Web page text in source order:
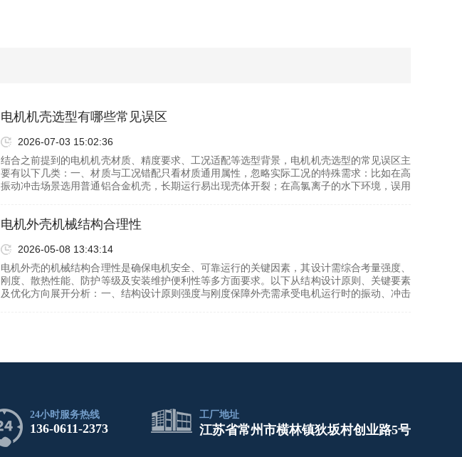
电机机壳选型有哪些常见误区
2026-07-03 15:02:36
结合之前提到的电机机壳材质、精度要求、工况适配等选型背景，电机机壳选型的常见误区主
要有以下几类：一、材质与工况错配只看材质通用属性，忽略实际工况的特殊需求：比如在高
振动冲击场景选用普通铝合金机壳，长期运行易出现壳体开裂；在高氯离子的水下环境，误用
电机外壳机械结构合理性
2026-05-08 13:43:14
电机外壳的机械结构合理性是确保电机安全、可靠运行的关键因素，其设计需综合考量强度、
刚度、散热性能、防护等级及安装维护便利性等多方面要求。以下从结构设计原则、关键要素
及优化方向展开分析：一、结构设计原则强度与刚度保障外壳需承受电机运行时的振动、冲击
工厂地址
江苏省常州市横林镇狄坂村创业路5号
24小时服务热线
136-0611-2373